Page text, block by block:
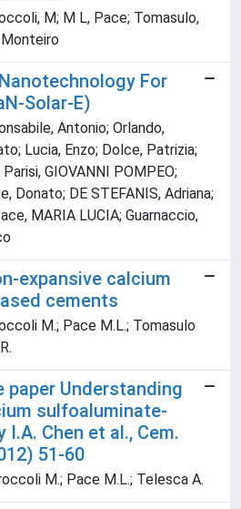
M; M L, Pace; Tomasulo,
Monteiro
For
Solar-E)
Antonio; Orlando,
Lucia, Enzo; Dolce, Patrizia;
GIOVANNI POMPEO;
Donato; DE STEFANIS, Adriana;
MARIA LUCIA; Guarnaccio,
expansive calcium
cements
M.; Pace M.L.; Tomasulo
paper Understanding
sulfoaluminate-
Chen et al., Cem.
51-60
M.; Pace M.L.; Telesca A.